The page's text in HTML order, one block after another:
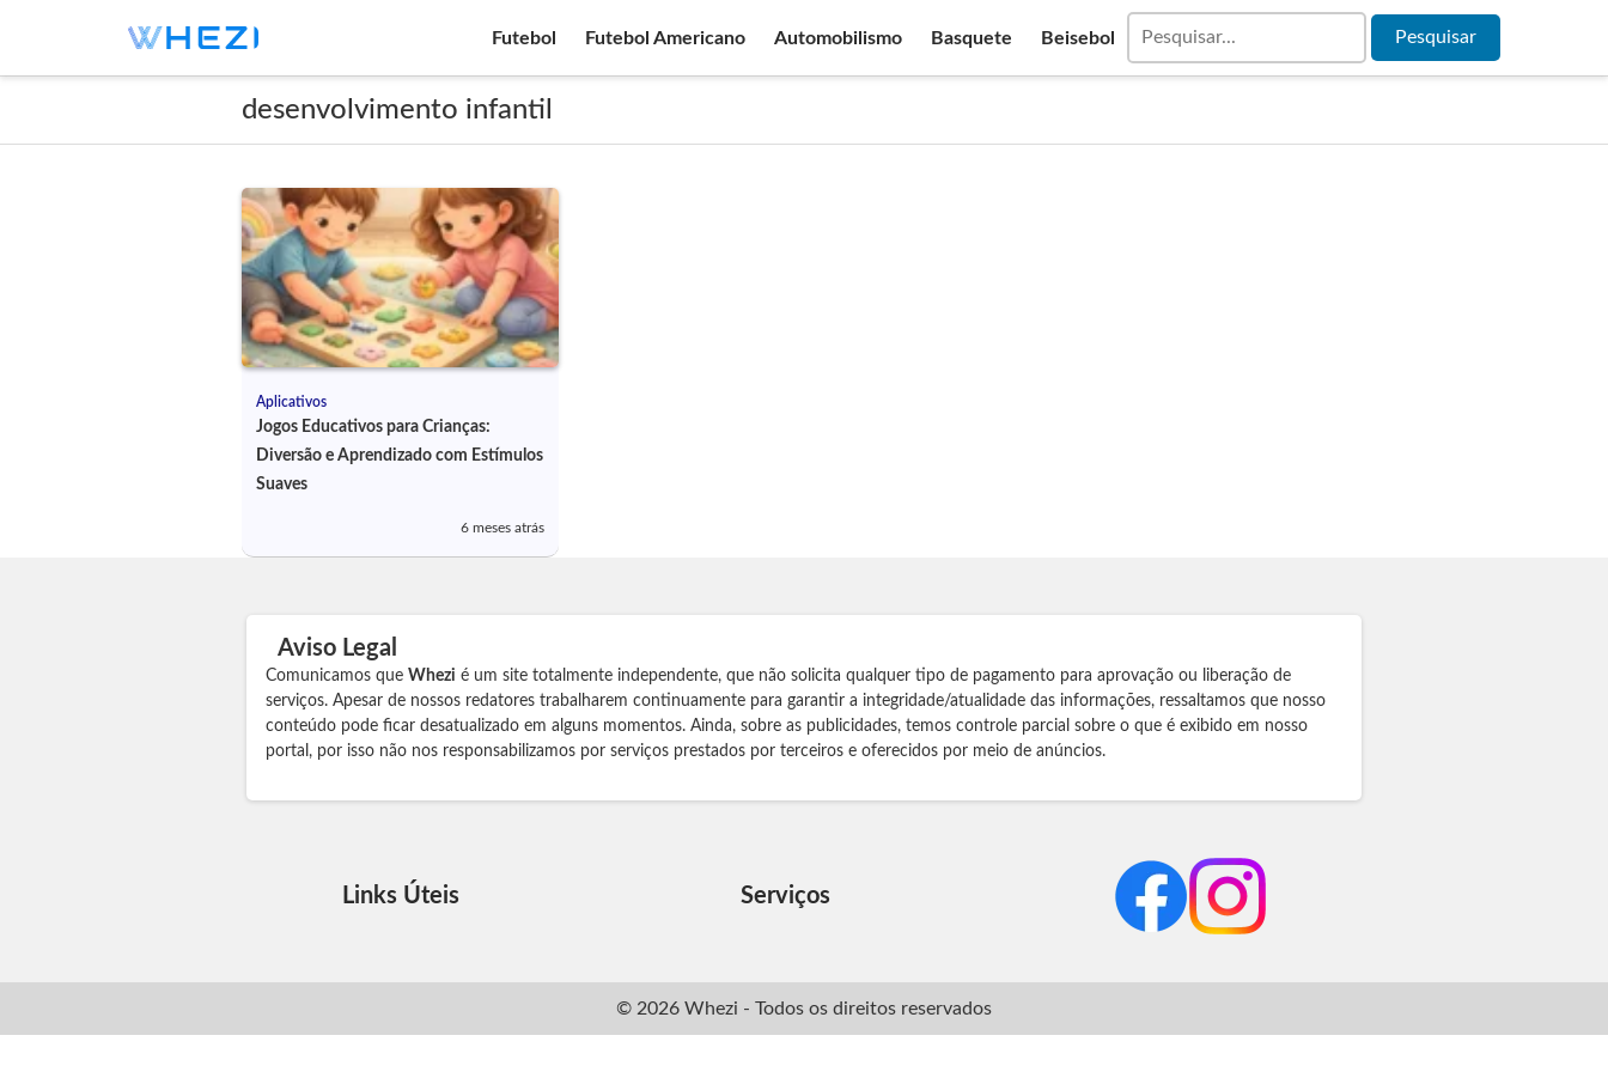
Futebol Futebol Americano Automobilismo Basquete Beisebol
desenvolvimento infantil
Aplicativos
Jogos Educativos para Crianças:
Diversão e Aprendizado com Estímulos
Suaves
6 meses atrás
Aviso Legal
Comunicamos que Whezi é um site totalmente independente, que não solicita qualquer tipo de pagamento para aprovação ou liberação de
serviços. Apesar de nossos redatores trabalharem continuamente para garantir a integridade/atualidade das informações, ressaltamos que nosso
conteúdo pode ficar desatualizado em alguns momentos. Ainda, sobre as publicidades, temos controle parcial sobre o que é exibido em nosso
portal, por isso não nos responsabilizamos por serviços prestados por terceiros e oferecidos por meio de anúncios.
Links Úteis Serviços
© 2026 Whezi - Todos os direitos reservados